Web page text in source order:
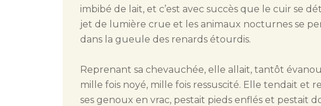
imbibé de lait, et c’est avec succès que le cuir se
jet de lumière crue et les animaux nocturnes se
dans la gueule des renards étourdis.
Reprenant sa chevauchée, elle allait, tantôt
mille fois noyé, mille fois ressuscité. Elle tendait et
ses genoux en vrac, pestait pieds enflés et pestait